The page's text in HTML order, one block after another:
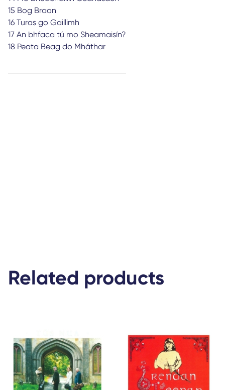
15 Bog Braon
16 Turas go Gaillimh
17 An bhfaca tú mo Sheamaisín?
18 Peata Beag do Mháthar
Related products